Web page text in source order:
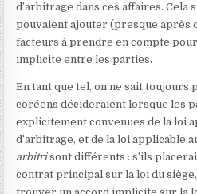
d’arbitrage dans ces affaires.
pouvaient ajouter (presque après
facteurs à prendre en compte
implicite entre les parties.
En tant que tel, on ne sait toujours
coréens décideraient lorsque les
explicitement convenues de la loi
d’arbitrage, et de la loi applicable
arbitrisont différents : s’ils
contrat principal sur la loi du